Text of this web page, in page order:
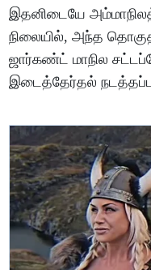
இதனிடையே
நிலையில், அந்த
ஜார்கண்ட் மாநில
இடைத்தேர்தல்